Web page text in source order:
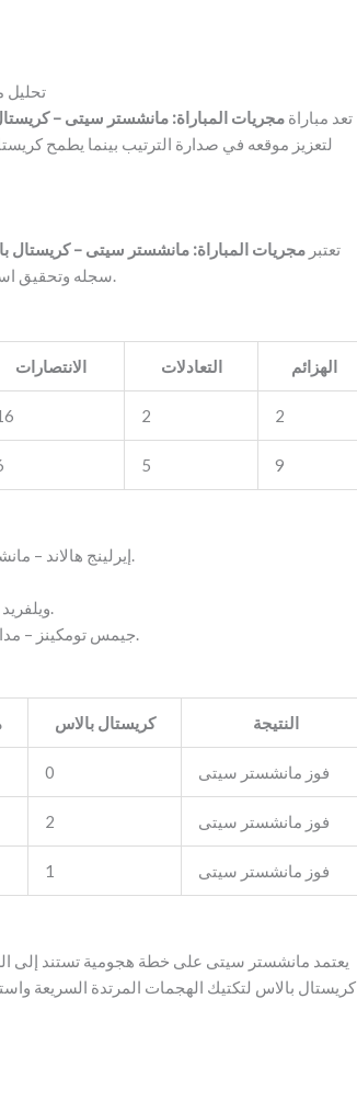
تحليل
تعد مباراة مجريات المباراة: مانشستر سيتى –
لتعزيز موقعه في صدارة الترتيب بينما يطمح
تعتبر مجريات المباراة: مانشستر سيتى – كريستال
سجله وتحقيق استمرارية الانتصارات، بينما يأمل كريستال بالاس في إحداث مفاجأة وإظهار قوته التكتيكية.
الانتصارات التعادلات الهزائم
2 2
5 9
إيرلينج هالاند – مانشستر سيتى، مهاجم هداف الفريق، يعتمد عليه في التسجيل من الفرص المفتوحة.
ويلفريد زاها – كريستال بالاس، جناح سريع ومهاري، قادر على خلق فرص تسجيل مفاجئة.
جيمس تومكينز – مدافع كريستال بالاس، قائد الدفاع والمسؤول عن التصدي لهجمات مانشستر سيتى.
كريستال بالاس النتيجة
0 فوز مانشستر سيتى
2 فوز مانشستر سيتى
1 فوز مانشستر سيتى
يعتمد مانشستر سيتى على خطة هجومية تستند إلى
كريستال بالاس لتكتيك الهجمات المرتدة السريعة